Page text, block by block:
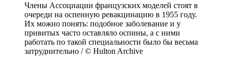
Члены Ассоциации французских моделей стоят в
очереди на оспенную ревакцинацию в 1955 году.
Их можно понять: подобное заболевание и у
привитых часто оставляло оспины, а с ними
работать по такой специальности было бы весьма
затруднительно / © Hulton Archive